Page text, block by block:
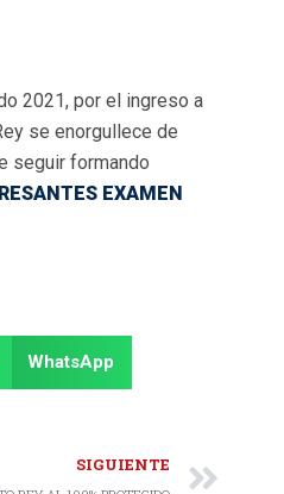
2021, por el ingreso a
se enorgullece de
seguir formando
EXAMEN
WhatsApp
SIGUIENTE